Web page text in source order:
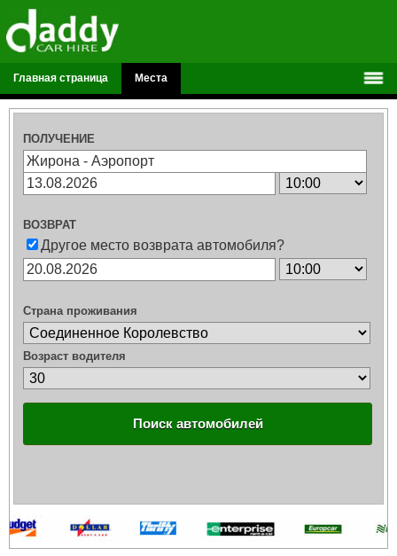
Главная страница Места
ПОЛУЧЕНИЕ
ВОЗВРАТ
Другое место возврата автомобиля?
Страна проживания
Возраст водителя
Поиск автомобилей